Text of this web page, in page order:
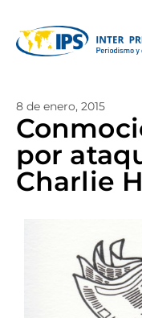
8 de enero, 2015
por
Charlie